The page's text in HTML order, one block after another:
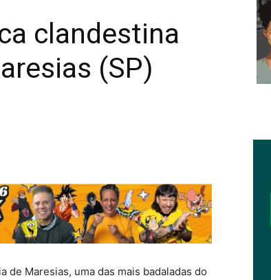
clandestina
(SP)
de Maresias, uma das mais badaladas do